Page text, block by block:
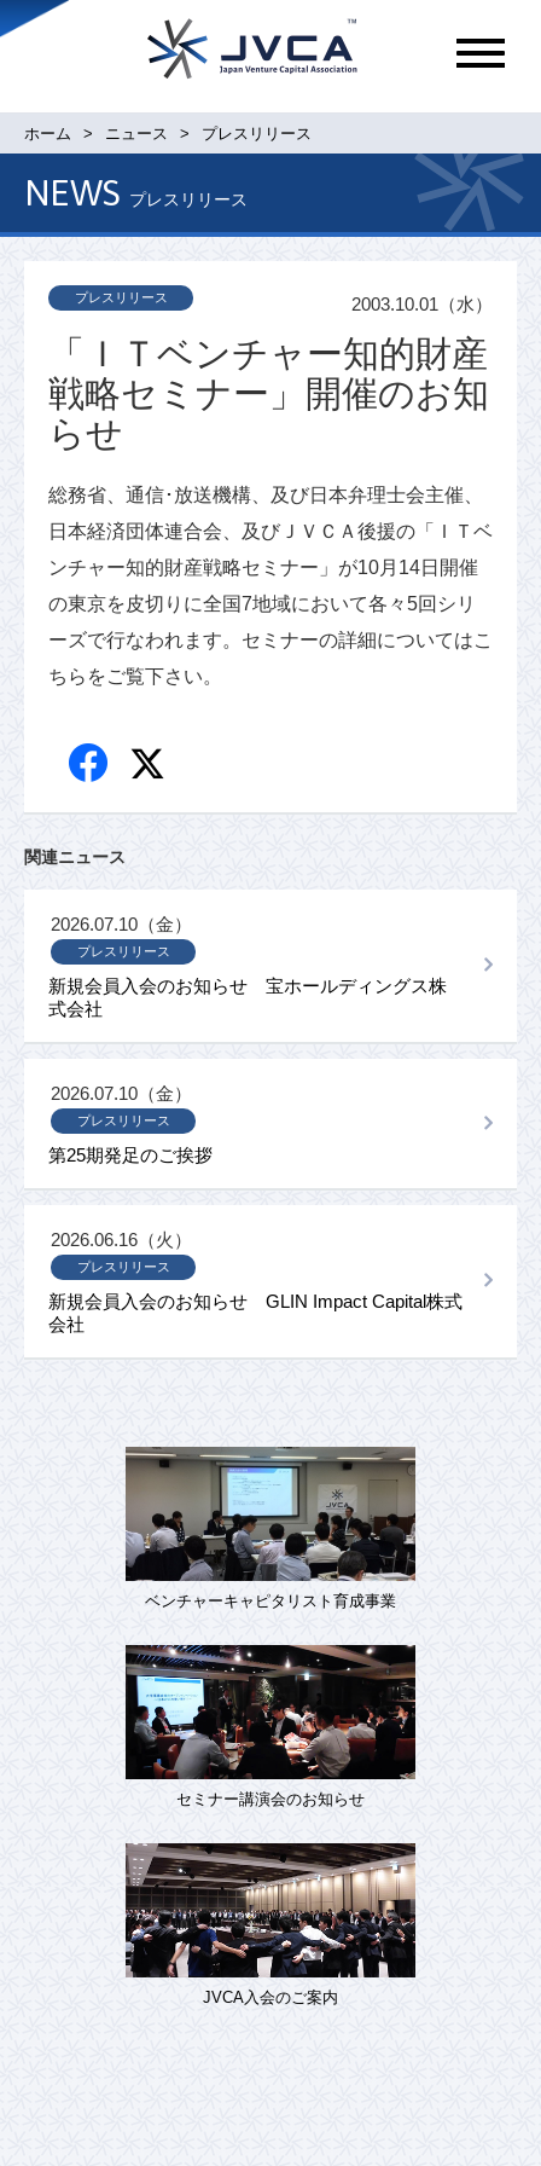
メ
ュ
ホーム ニュース プレスリリース
NEWS プレスリリース
「ＩＴベンチャー知的財産
戦略セミナー」開催のお知
らせ
プレスリリース 2003.10.01（水）
総務省、通信･放送機構、及び日本弁理士会主催、
日本経済団体連合会、及びＪＶＣＡ後援の「ＩＴベ
ンチャー知的財産戦略セミナー」が10月14日開催
の東京を皮切りに全国7地域において各々5回シリ
ーズで行なわれます。セミナーの詳細についてはこ
ちらをご覧下さい。
関連ニュース
新規会員入会のお知らせ 宝ホールディングス株
式会社
プレスリリース
2026.07.10（金）
第25期発足のご挨拶
プレスリリース
2026.07.10（金）
新規会員入会のお知らせ GLIN Impact Capital株式
会社
プレスリリース
2026.06.16（火）
ベンチャーキャピタリスト育成事業
セミナー講演会のお知らせ
JVCA入会のご案内